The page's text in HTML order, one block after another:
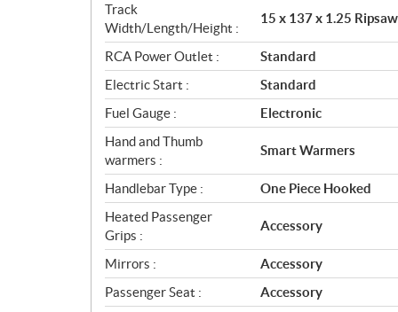
Track
Width/Length/Height :
15 x 137 x 1.25 Ripsaw
RCA Power Outlet :
Standard
Electric Start :
Standard
Fuel Gauge :
Electronic
Hand and Thumb
warmers :
Smart Warmers
Handlebar Type :
One Piece Hooked
Heated Passenger
Grips :
Accessory
Mirrors :
Accessory
Passenger Seat :
Accessory